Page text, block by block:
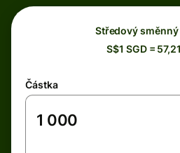
Středový
S$1 SGD =
Částka